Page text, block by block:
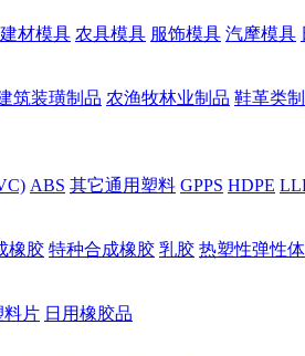
建材模具 农具模具 服饰模具 汽摩模具
筑装璜制品 农渔牧林业制品 鞋革类
ABS 其它通用塑料 GPPS HDPE
橡胶 特种合成橡胶 乳胶 热塑性弹性体
料片 日用橡胶品